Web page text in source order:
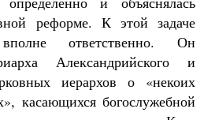
реформе. К этой задаче
ответственно. Он
Александрийского и
иерархов о «некоих
касающихся богослужебной